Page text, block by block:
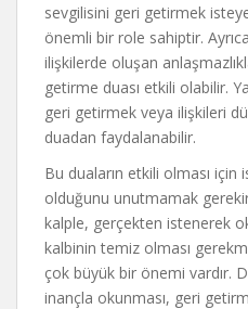
sevgilisini geri getirmek
önemli bir role sahiptir.
ilişkilerde oluşan
getirme duası etkili olabilir.
geri getirmek veya ilişkileri
duadan faydalanabilir.
Bu duaların etkili olması için
olduğunu unutmamak
kalple, gerçekten istenerek
kalbinin temiz olması
çok büyük bir önemi vardır.
inançla okunması, geri